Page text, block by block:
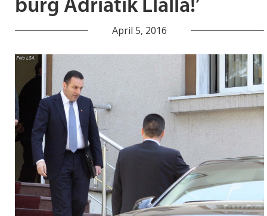
burg Adriatik Llalla!’
April 5, 2016